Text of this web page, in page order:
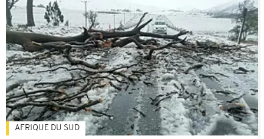
AFRIQUE DU SUD